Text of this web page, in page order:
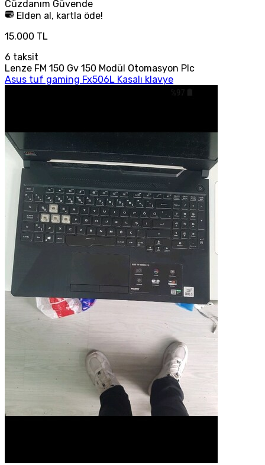
Cüzdanım Güvende
Elden al, kartla öde!
15.000 TL
6 taksit
Lenze FM 150 Gv 150 Modül Otomasyon Plc
Asus tuf gaming Fx506L Kasalı klavye